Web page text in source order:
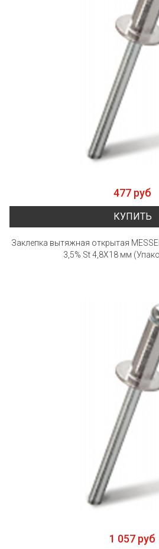
477 руб
КУПИТЬ
Заклепка вытяжная открытая
3,5% St 4,8X18 мм
1 057 руб